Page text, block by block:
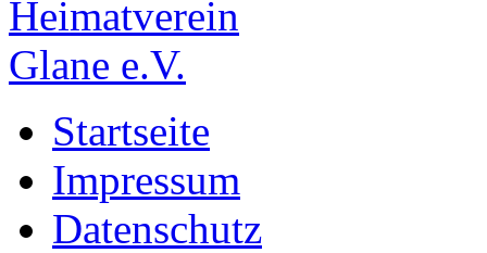
Startseite
Impressum
Datenschutz